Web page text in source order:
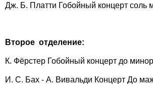
Дж. Б. Платти Гобойный концерт соль
Второе отделение:
К. Фёрстер Гобойный концерт до минор
И. С. Бах - А. Вивальди Концерт До